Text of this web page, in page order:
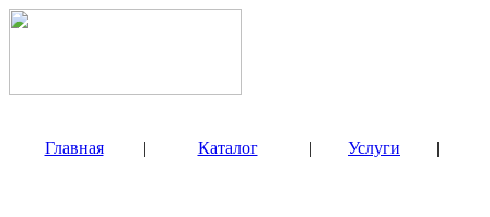
Главная | Каталог | Услуги |